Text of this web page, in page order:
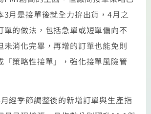
3月是接單後就全力拚出貨，4月之
單的做法，包括急單或短單偏向不
未消化完畢，再增的訂單也能免則
「策略性接單」，強化接單風險管
經季節調整後的新增訂單與生產指